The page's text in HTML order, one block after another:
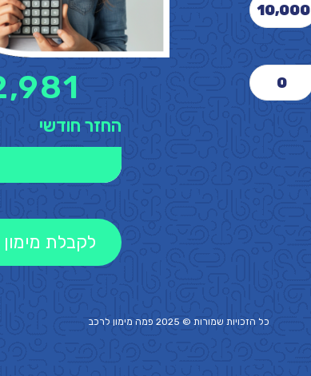
10,000
0
החזר חודשי
לקבלת
כל הזכויות שמורות © 2025 פמה מימון לרכב